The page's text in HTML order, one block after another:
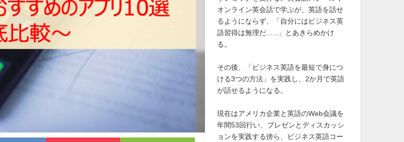
オンライン英会話で学ぶが、英語を話せ
るようにならず、「自分にはビジネス英
語習得は無理だ......」とあきらめかけ
る。
その後、「ビジネス英語を最短で身につ
ける3つの方法」を実践し、2か月で英語
が話せるようになる。
現在はアメリカ企業と英語のWeb会議を
年間53回行い、プレゼンとディスカッシ
ョンを実践する傍ら、ビジネス英語コー